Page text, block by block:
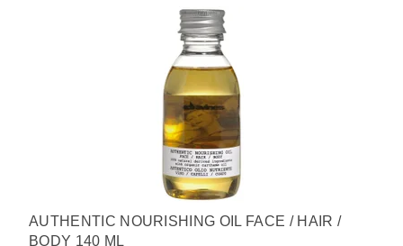
AUTHENTIC NOURISHING OIL FACE / HAIR /
BODY 140 ML